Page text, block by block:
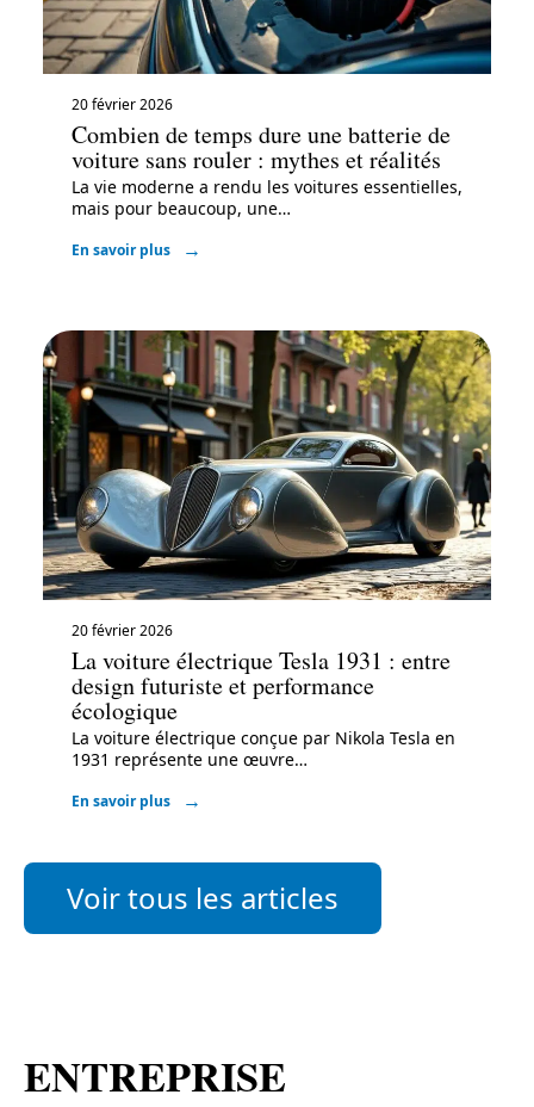
20 février 2026
Combien de temps dure une batterie de
voiture sans rouler : mythes et réalités
La vie moderne a rendu les voitures essentielles,
mais pour beaucoup, une…
En savoir plus
20 février 2026
La voiture électrique Tesla 1931 : entre
design futuriste et performance
écologique
La voiture électrique conçue par Nikola Tesla en
1931 représente une œuvre…
En savoir plus
Voir tous les articles
ENTREPRISE